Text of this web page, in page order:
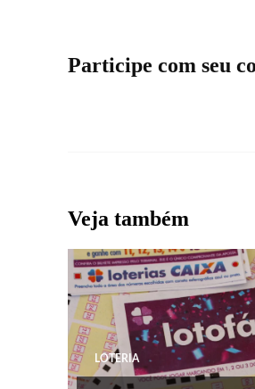
Participe com seu
Veja também
LOTERIA